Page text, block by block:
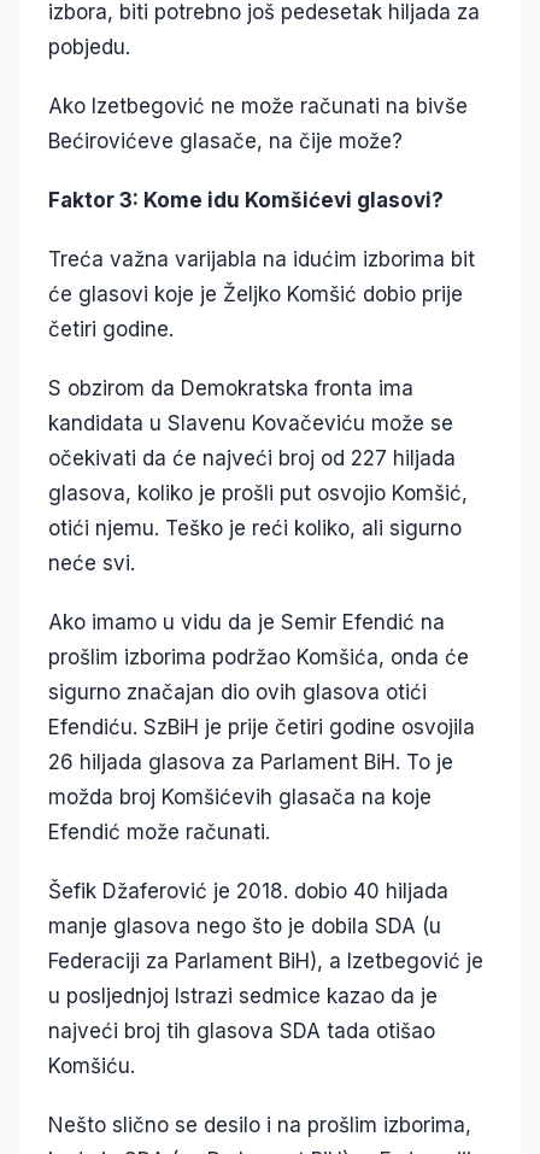
izbora, biti potrebno još pedesetak hiljada za
pobjedu.
Ako Izetbegović ne može računati na bivše
Bećirovićeve glasače, na čije može?
Faktor 3: Kome idu Komšićevi glasovi?
Treća važna varijabla na idućim izborima bit
će glasovi koje je Željko Komšić dobio prije
četiri godine.
S obzirom da Demokratska fronta ima
kandidata u Slavenu Kovačeviću može se
očekivati da će najveći broj od 227 hiljada
glasova, koliko je prošli put osvojio Komšić,
otići njemu. Teško je reći koliko, ali sigurno
neće svi.
Ako imamo u vidu da je Semir Efendić na
prošlim izborima podržao Komšića, onda će
sigurno značajan dio ovih glasova otići
Efendiću. SzBiH je prije četiri godine osvojila
26 hiljada glasova za Parlament BiH. To je
možda broj Komšićevih glasača na koje
Efendić može računati.
Šefik Džaferović je 2018. dobio 40 hiljada
manje glasova nego što je dobila SDA (u
Federaciji za Parlament BiH), a Izetbegović je
u posljednjoj Istrazi sedmice kazao da je
najveći broj tih glasova SDA tada otišao
Komšiću.
Nešto slično se desilo i na prošlim izborima,